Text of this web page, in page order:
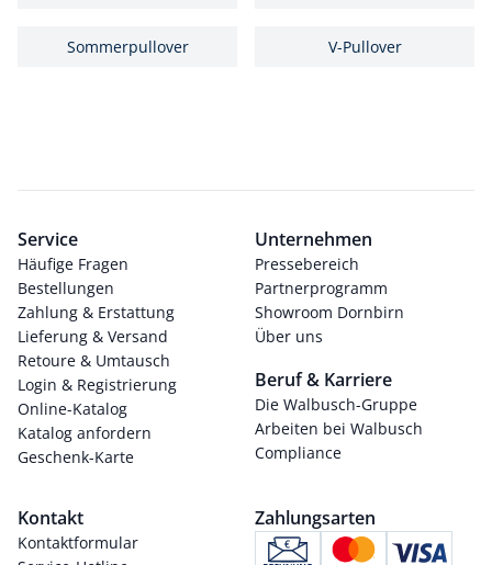
Sommerpullover V-Pullover
Service
Häufige Fragen
Bestellungen
Zahlung & Erstattung
Lieferung & Versand
Retoure & Umtausch
Login & Registrierung
Online-Katalog
Katalog anfordern
Geschenk-Karte
Unternehmen
Pressebereich
Partnerprogramm
Showroom Dornbirn
Über uns
Beruf & Karriere
Die Walbusch-Gruppe
Arbeiten bei Walbusch
Compliance
Kontakt
Kontaktformular
Zahlungsarten